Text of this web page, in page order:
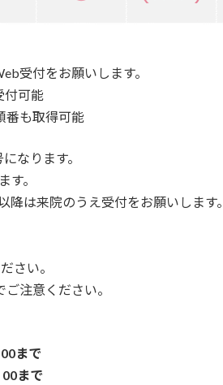
受付をお願いします。
付可能
番も取得可能
なります。
。
は来院のうえ受付をお願いします。
さい。
注意ください。
まで
まで